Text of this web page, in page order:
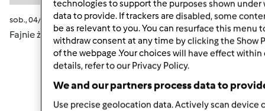
sob., 04/11/2015 - 19:28
#6
Fajnie że mnie zaprosilyscie. Dziękuję.
Zaloguj lub zarejestruj sięaby dodawać
technologies to support the purposes shown under
data to provide. If trackers are disabled, some
be as relevant to you. You can resurface this menu
withdraw consent at any time by clicking the Show
of the webpage .Your choices will have effect within
details, refer to our Privacy Policy.
We and our partners process data to
Use precise geolocation data. Actively scan device